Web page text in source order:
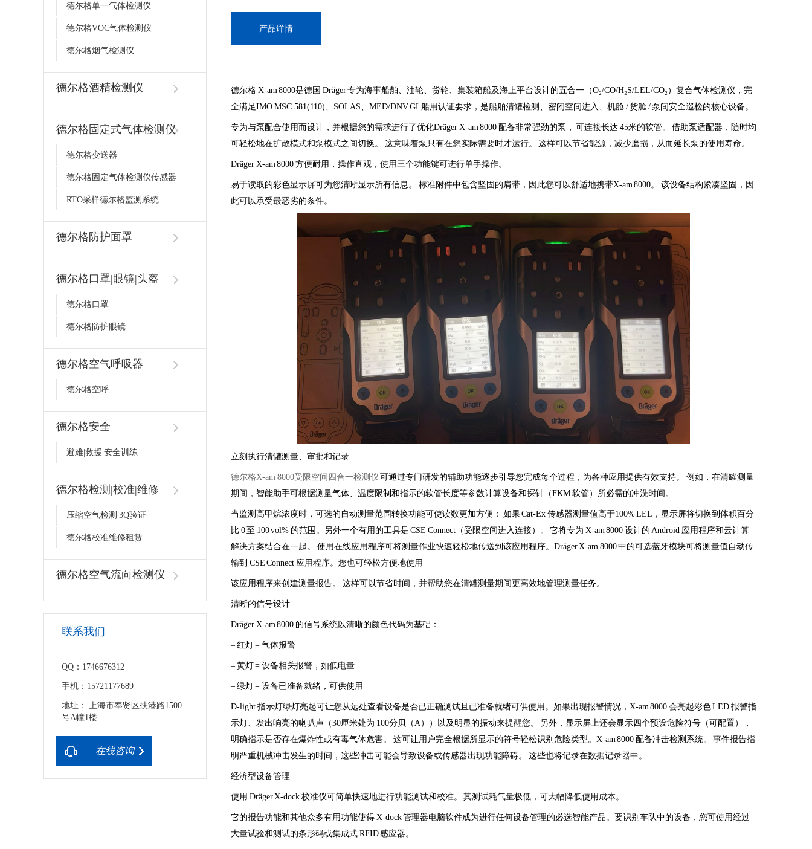
德尔格单一气体检测仪
德尔格VOC气体检测仪
德尔格烟气检测仪
德尔格酒精检测仪
德尔格固定式气体检测仪
德尔格变送器
德尔格固定气体检测仪传感器
RTO采样德尔格监测系统
德尔格防护面罩
德尔格口罩|眼镜|头盔
德尔格口罩
德尔格防护眼镜
德尔格空气呼吸器
德尔格空呼
德尔格安全
避难|救援|安全训练
德尔格检测|校准|维修
压缩空气检测|3Q验证
德尔格校准维修租赁
德尔格空气流向检测仪
联系我们
QQ：1746676312
手机：15721177689
地址： 上海市奉贤区扶港路1500
号A幢1楼
在线咨询
产品详情
德尔格 X‑am 8000是德国 Dräger 专为海事船舶、油轮、货轮、集装箱船及海上平台设计的五合一（O₂/CO/H₂S/LEL/CO₂）复合气体检测仪，完
全满足IMO MSC.581(110)、SOLAS、MED/DNV GL船用认证要求，是船舶清罐检测、密闭空间进入、机舱 / 货舱 / 泵间安全巡检的核心设备。
专为与泵配合使用而设计，并根据您的需求进行了优化Dräger X-am 8000 配备非常强劲的泵， 可连接长达 45米的软管。 借助泵适配器，随时均
可轻松地在扩散模式和泵模式之间切换。 这意味着泵只有在您实际需要时才运行。 这样可以节省能源，减少磨损，从而延长泵的使用寿命。
Dräger X-am 8000 方便耐用，操作直观，使用三个功能键可进行单手操作。
易于读取的彩色显示屏可为您清晰显示所有信息。 标准附件中包含坚固的肩带，因此您可以舒适地携带X-am 8000。 该设备结构紧凑坚固，因
此可以承受最恶劣的条件。
立刻执行清罐测量、审批和记录
德尔格X-am 8000受限空间四合一检测仪 可通过专门研发的辅助功能逐步引导您完成每个过程，为各种应用提供有效支持。 例如，在清罐测量
期间，智能助手可根据测量气体、温度限制和指示的软管长度等参数计算设备和探针（FKM 软管）所必需的冲洗时间。
当监测高甲烷浓度时，可选的自动测量范围转换功能可使读数更加方便： 如果 Cat-Ex 传感器测量值高于100% LEL，显示屏将切换到体积百分
比 0 至 100 vol% 的范围。另外一个有用的工具是 CSE Connect（受限空间进入连接）。 它将专为 X-am 8000 设计的 Android 应用程序和云计算
解决方案结合在一起。 使用在线应用程序可将测量作业快速轻松地传送到该应用程序。Dräger X-am 8000 中的可选蓝牙模块可将测量值自动传
输到 CSE Connect 应用程序。您也可轻松方便地使用
该应用程序来创建测量报告。 这样可以节省时间，并帮助您在清罐测量期间更高效地管理测量任务。
清晰的信号设计
Dräger X-am 8000 的信号系统以清晰的颜色代码为基础：
‒ 红灯 = 气体报警
‒ 黄灯 = 设备相关报警，如低电量
‒ 绿灯 = 设备已准备就绪，可供使用
D-light 指示灯绿灯亮起可让您从远处查看设备是否已正确测试且已准备就绪可供使用。如果出现报警情况，X-am 8000 会亮起彩色 LED 报警指
示灯、发出响亮的喇叭声（30厘米处为 100分贝（A））以及明显的振动来提醒您。 另外，显示屏上还会显示四个预设危险符号（可配置），
明确指示是否存在爆炸性或有毒气体危害。 这可让用户完全根据所显示的符号轻松识别危险类型。X-am 8000 配备冲击检测系统。 事件报告指
明严重机械冲击发生的时间，这些冲击可能会导致设备或传感器出现功能障碍。 这些也将记录在数据记录器中。
经济型设备管理
使用 Dräger X-dock 校准仪可简单快速地进行功能测试和校准。 其测试耗气量极低，可大幅降低使用成本。
它的报告功能和其他众多有用功能使得 X-dock 管理器电脑软件成为进行任何设备管理的必选智能产品。要识别车队中的设备，您可使用经过
大量试验和测试的条形码或集成式 RFID 感应器。